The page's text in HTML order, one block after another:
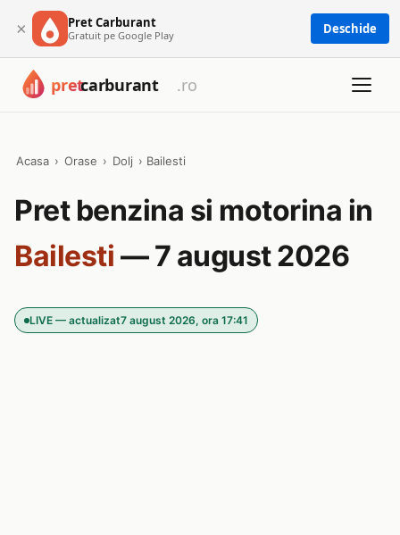
× Pret Carburant
Gratuit pe Google Play Deschide
Acasa › Orase › Dolj › Bailesti
Pret benzina si motorina in
Bailesti — 7 august 2026
LIVE — actualizat7 august 2026, ora 17:41